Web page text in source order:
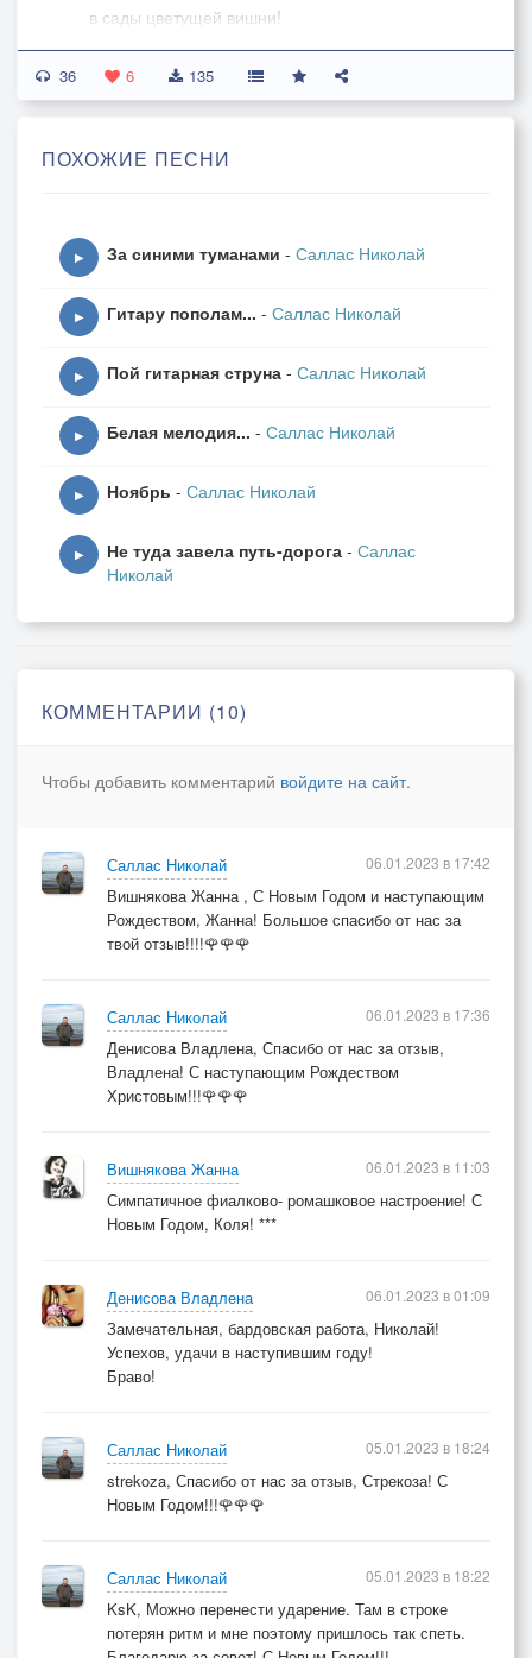
в сады цветущей вишни!
Туда, где счастье наше,
где встретил я тебя -
там хоровод ромашек
Там аромат сирени
и радовали слух...
ведущую к реке!
с фиалками в руке!
от сердца я искал -
так искренне сиял!
по жизни пролегла
и возвращая в прошлое
Бежит моя дорога -
Ведь сердцу не прикажешь!
Она любовью ляжет...
В одной судьба моя -
я в ней не стану лишним...
36 6 135
ПОХОЖИЕ ПЕСНИ
▶ За синими туманами - Саллас Николай
▶ Гитару пополам... - Саллас Николай
▶ Пой гитарная струна - Саллас Николай
▶ Белая мелодия... - Саллас Николай
▶ Ноябрь - Саллас Николай
▶ Не туда завела путь-дорога - Саллас
Николай
КОММЕНТАРИИ (10)
Чтобы добавить комментарий войдите на сайт.
Саллас Николай
Вишнякова Жанна , С Новым Годом и наступающим
Рождеством, Жанна! Большое спасибо от нас за
твой отзыв!!!!🌹🌹🌹
06.01.2023 в 17:42
Саллас Николай
Денисова Владлена, Спасибо от нас за отзыв,
Владлена! С наступающим Рождеством
Христовым!!!🌹🌹🌹
06.01.2023 в 17:36
Вишнякова Жанна
Симпатичное фиалково- ромашковое настроение! С
Новым Годом, Коля! ***
06.01.2023 в 11:03
Денисова Владлена
Замечательная, бардовская работа, Николай!
Успехов, удачи в наступившим году!
Браво!
06.01.2023 в 01:09
Саллас Николай
strekoza, Спасибо от нас за отзыв, Стрекоза! С
Новым Годом!!!🌹🌹🌹
05.01.2023 в 18:24
Саллас Николай
KsK, Можно перенести ударение. Там в строке
потерян ритм и мне поэтому пришлось так спеть.
05.01.2023 в 18:22